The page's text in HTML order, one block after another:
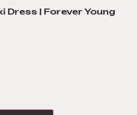
Dress | Forever Young